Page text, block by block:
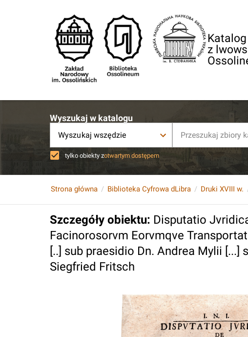
z
Wyszukaj w katalogu
Wyszukaj wszędzie
tylko obiekty zotwartym dostępem
Strona główna Biblioteka Cyfrowa dLibra Druki XVIII w.
Szczegóły obiektu: Disputatio
Facinorosorvm Eorvmqve
[..] sub praesidio Dn. Andrea Mylii
Siegfried Fritsch